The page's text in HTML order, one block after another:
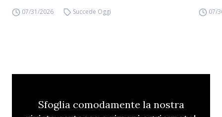
07/31/2026 Succede Oggi 07/
Sfoglia comodamente la nostra